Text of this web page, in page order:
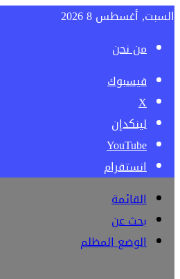
السبت, أغسطس 8 2026
من نحن
فيسبوك
‫X
لينكدإن
‫YouTube
انستقرام
القائمة
بحث عن
الوضع المظلم